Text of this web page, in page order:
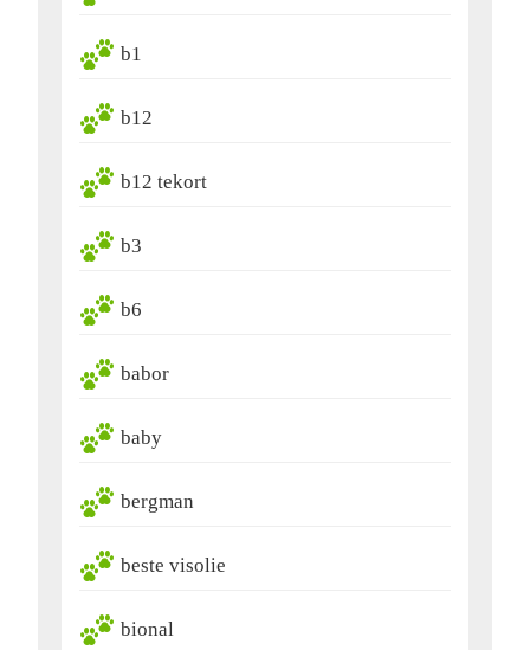
b1
b12
b12 tekort
b3
b6
babor
baby
bergman
beste visolie
bional